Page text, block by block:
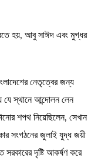
হয়, আবু সাঈদ এবং মুগ্ধর
নেতৃত্বের জন্য
যে স্থানে আন্দোলন লেন
শপথ নিয়েছিলেন, সেখান
সংগঠনের জুলাই যুদ্ধ জয়ী
দৃষ্টি আকর্ষণ করে